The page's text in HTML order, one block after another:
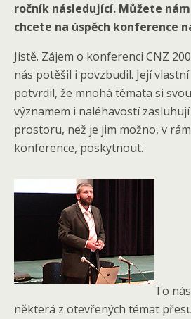
ročník následující. Můžete
chcete na úspěch konference
Jistě. Zájem o konferenci CNZ
nás potěšil i povzbudil. Její
potvrdil, že mnohá témata si
významem i naléhavostí
prostoru, než je jim možno, v
konference, poskytnout.
To
některá z otevřených témat